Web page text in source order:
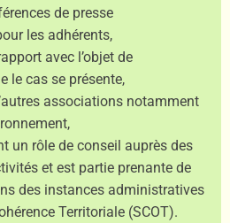
de presse
les adhérents,
avec l’objet de
le cas se présente,
associations notamment
un rôle de conseil auprès des
et est partie prenante de
des instances administratives
Territoriale (SCOT).